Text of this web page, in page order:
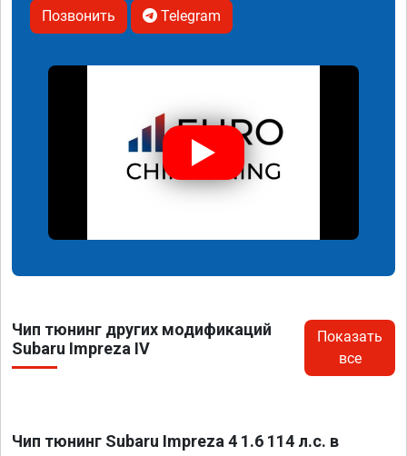
Позвонить Telegram
Чип тюнинг других модификаций
Subaru Impreza IV
Показать
все
Чип тюнинг Subaru Impreza 4 1.6 114 л.с. в